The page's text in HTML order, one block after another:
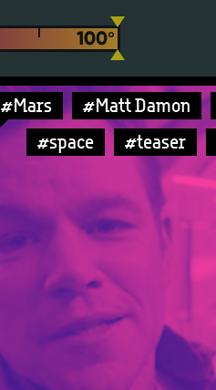
#Mars #Matt Damon
#space
#teaser